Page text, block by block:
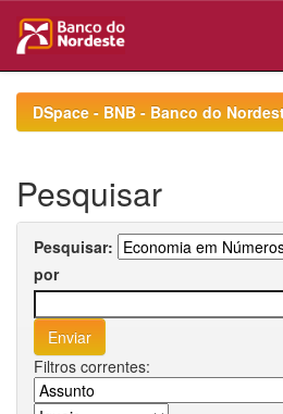
navigationDSpace - BNB - Banco do
Pesquisar
Pesquisar:
por
Filtros correntes: